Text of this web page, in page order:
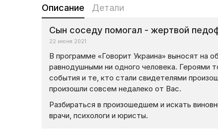
Описание Детали
Сын соседу помогал - жертвой
22 июня 2021
В программе «Говорит Украина» выносят на
равнодушными ни одного человека. Героями
события и те, кто стали свидетелями
произошли совсем недалеко от Вас.
Разбираться в произошедшем и искать
врачи, психологи и юристы.